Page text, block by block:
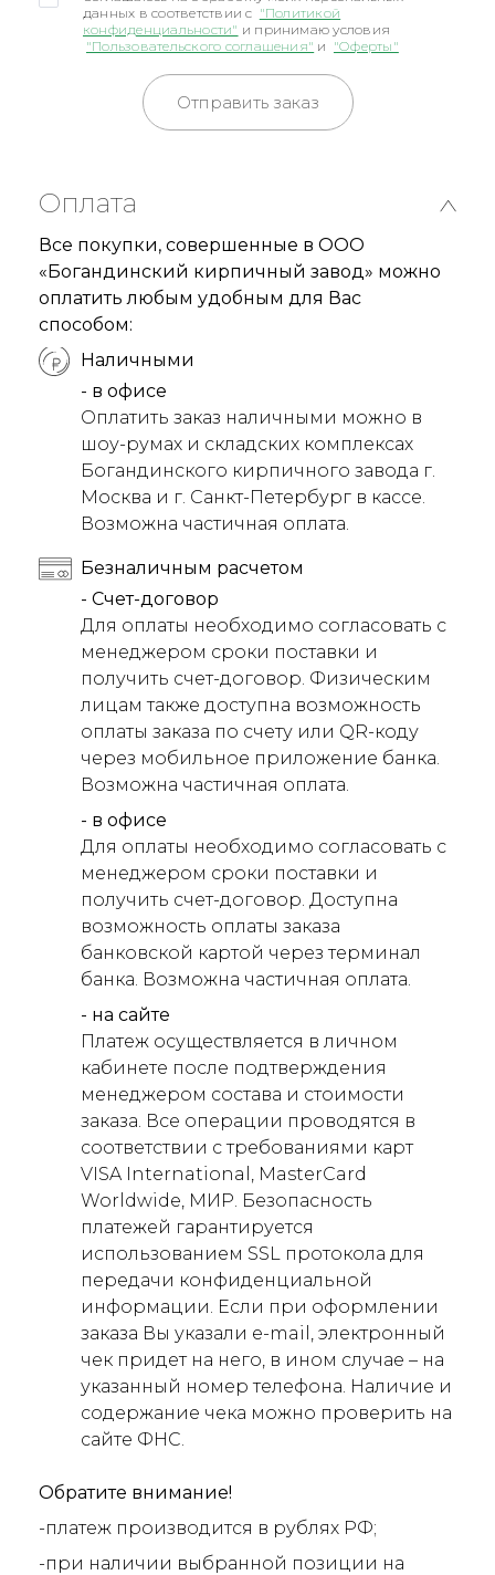
данных в соответствии с "Политикой
конфиденциальности" и принимаю условия
"Пользовательского соглашения" и "Оферты"
Отправить заказ
Оплата
Все покупки, совершенные в ООО
«Богандинский кирпичный завод» можно
оплатить любым удобным для Вас
способом:
Наличными
- в офисе
Оплатить заказ наличными можно в
шоу-румах и складских комплексах
Богандинского кирпичного завода г.
Москва и г. Санкт-Петербург в кассе.
Возможна частичная оплата.
Безналичным расчетом
- Счет-договор
Для оплаты необходимо согласовать с
менеджером сроки поставки и
получить счет-договор. Физическим
лицам также доступна возможность
оплаты заказа по счету или QR-коду
через мобильное приложение банка.
Возможна частичная оплата.
- в офисе
Для оплаты необходимо согласовать с
менеджером сроки поставки и
получить счет-договор. Доступна
возможность оплаты заказа
банковской картой через терминал
банка. Возможна частичная оплата.
- на сайте
Платеж осуществляется в личном
кабинете после подтверждения
менеджером состава и стоимости
заказа. Все операции проводятся в
соответствии с требованиями карт
VISA International, MasterCard
Worldwide, МИР. Безопасность
платежей гарантируется
использованием SSL протокола для
передачи конфиденциальной
информации. Если при оформлении
заказа Вы указали e-mail, электронный
чек придет на него, в ином случае – на
указанный номер телефона. Наличие и
содержание чека можно проверить на
сайте ФНС.
Обратите внимание!
-платеж производится в рублях РФ;
-при наличии выбранной позиции на